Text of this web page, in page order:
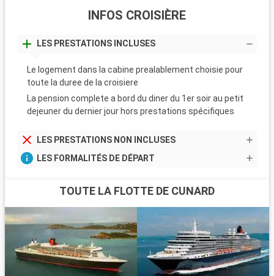
INFOS CROISIÈRE
LES PRESTATIONS INCLUSES
Le logement dans la cabine prealablement choisie pour
toute la duree de la croisiere
La pension complete a bord du diner du 1er soir au petit
dejeuner du dernier jour hors prestations spécifiques
LES PRESTATIONS NON INCLUSES
LES FORMALITÉS DE DÉPART
TOUTE LA FLOTTE DE CUNARD